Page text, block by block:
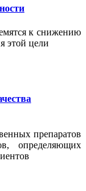
к снижению
этой цели
препаратов
определяющих